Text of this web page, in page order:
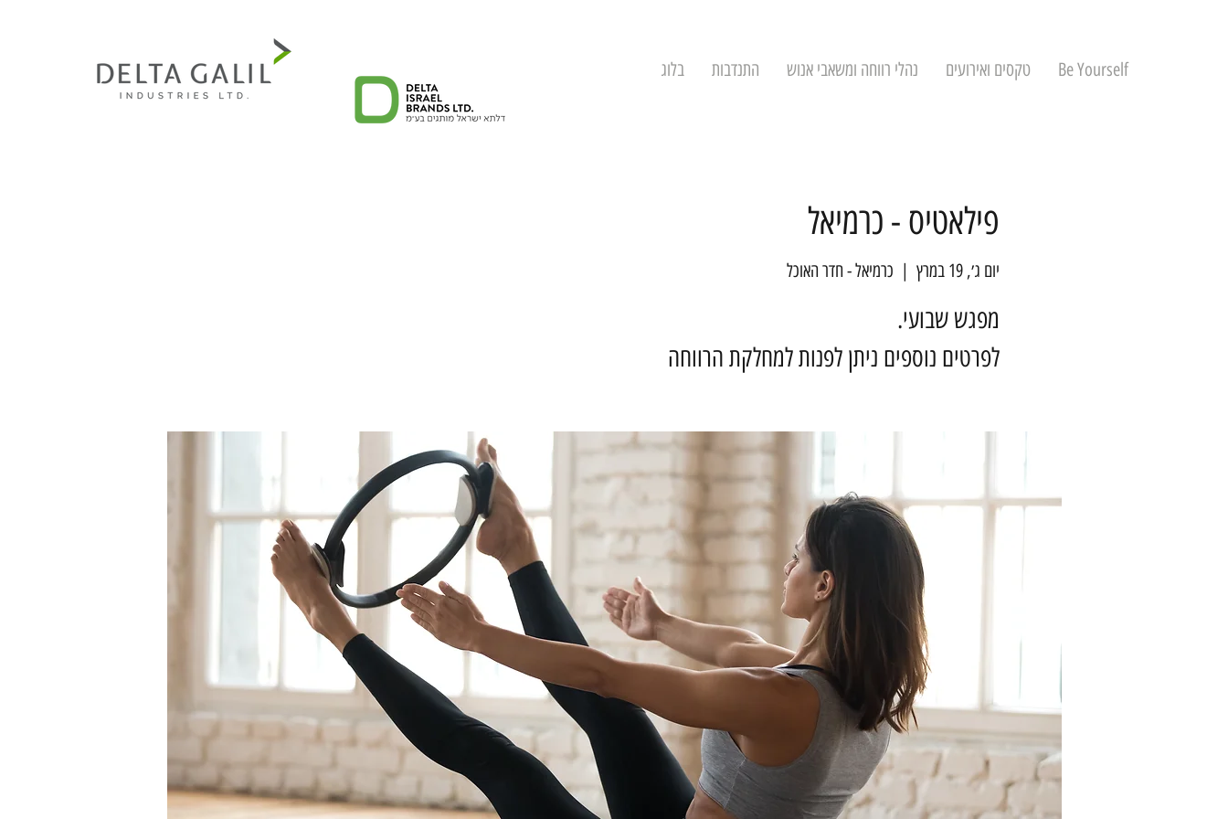
Be Yourself טקסים ואירועים נהלי רווחה ומשאבי אנוש התנדבות בלוג
פילאטיס - כרמיאל
יום ג׳, 19 במרץ
  |
כרמיאל - חדר האוכל
לפרטים נוספים ניתן לפנות למחלקת הרווחה